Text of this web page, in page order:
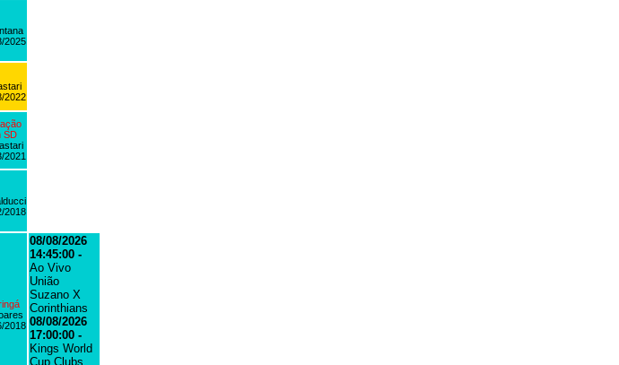
2025
2022
SD
2021
2018
2018
08/08/2026
14:45:00 -
Ao Vivo
União
Suzano X
Corinthians
08/08/2026
17:00:00 -
Kings World
Cup Clubs